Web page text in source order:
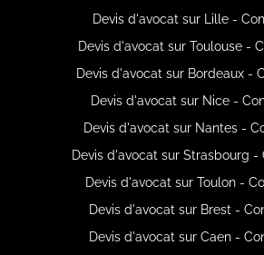
Devis d'avocat sur Lille -
Devis d'avocat sur Toulouse -
Devis d'avocat sur Bordeaux -
Devis d'avocat sur Nice -
Devis d'avocat sur Nantes -
Devis d'avocat sur Strasbourg -
Devis d'avocat sur Toulon -
Devis d'avocat sur Brest -
Devis d'avocat sur Caen -